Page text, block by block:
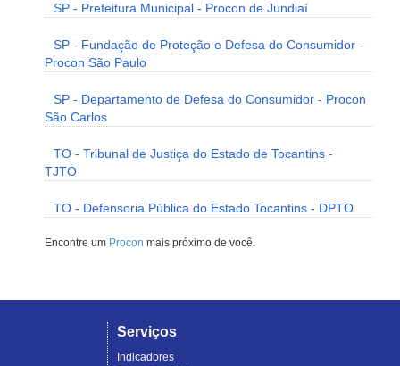
SP - Prefeitura Municipal - Procon de Jundiaí
SP - Fundação de Proteção e Defesa do Consumidor -
Procon São Paulo
SP - Departamento de Defesa do Consumidor - Procon
São Carlos
TO - Tribunal de Justiça do Estado de Tocantins -
TJTO
TO - Defensoria Pública do Estado Tocantins - DPTO
Encontre um Procon mais próximo de você.
Serviços
Indicadores